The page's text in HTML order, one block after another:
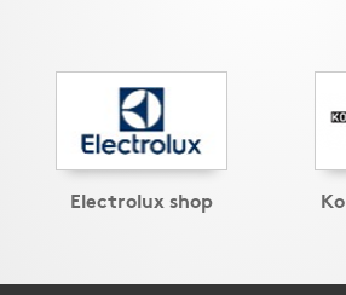
Electrolux shop